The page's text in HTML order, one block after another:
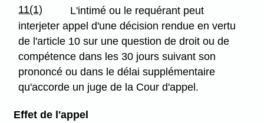
11(1)
L'intimé ou le requérant peut
interjeter appel d'une décision rendue en vertu
de l'article 10 sur une question de droit ou de
compétence dans les 30 jours suivant son
prononcé ou dans le délai supplémentaire
qu'accorde un juge de la Cour d'appel.
Effet de l'appel